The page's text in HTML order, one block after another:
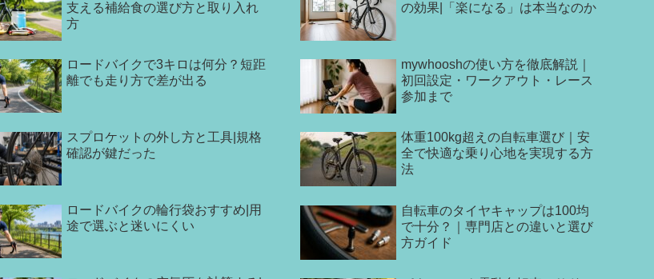
支える補給食の選び方と取り入れ
方
ロードバイクで3キロは何分？短距
離でも走り方で差が出る
スプロケットの外し方と工具|規格
確認が鍵だった
ロードバイクの輪行袋おすすめ|用
途で選ぶと迷いにくい
の効果|「楽になる」は本当なのか
mywhooshの使い方を徹底解説｜
初回設定・ワークアウト・レース
参加まで
体重100kg超えの自転車選び｜安
全で快適な乗り心地を実現する方
法
自転車のタイヤキャップは100均
で十分？｜専門店との違いと選び
方ガイド